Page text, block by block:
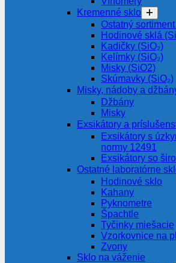
Kremenné sklo
Ostatný
Hodinové sklá
Kadičky (SiO₂)
Kelímky (SiO₂)
Misky (SiO2)
Skúmavky (SiO₂)
Misky, nádoby a
Džbány
Misky
Exsikátory a
Exsikátory s
normy 12491
Exsikátory so
Ostatné laboratórne
Hodinové sklo
Kahany
Pyknometre
Špachtle
Tyčinky miešacie
Vzorkovnice na
Zvony
Sklo na váženie